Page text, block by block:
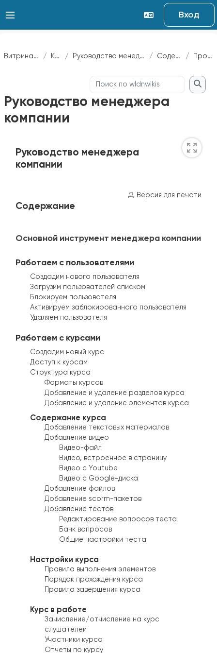
Вход
Витрина курсов Курсы Руководство менеджера компании Содержание Просмотр
Поиск по wldnwikis
Руководство менеджера
компании
Руководство менеджера
компании
Версия для печати
Содержание
Основной инструмент менеджера компании
Работаем с пользователями
Создадим нового пользователя
Загрузим пользователей списком
Блокируем пользователя
Активируем заблокированного пользователя
Удаляем пользователя
Работаем с курсами
Создадим новый курс
Доступ к курсам
Структура курса
Форматы курсов
Добавление и удаление разделов курса
Добавление и удаление элементов курса
Содержание курса
Добавление текстовых материалов
Добавление видео
Видео-файл
Видео, встроенное в страницу
Видео с Youtube
Видео с Google-диска
Добавление файлов
Добавление scorm-пакетов
Добавление тестов
Редактирование вопросов теста
Банк вопросов
Общие настройки теста
Настройки курса
Правила выполнения элементов
Порядок прохождения курса
Правила завершения курса
Курс в работе
Зачисление/отчисление на курс
слушателей
Участники курса
Отчеты по курсу